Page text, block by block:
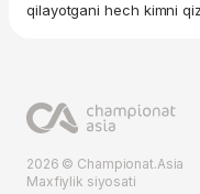
qilayotgani hech kimni
2026 © Championat.Asia
Maxfiylik siyosati